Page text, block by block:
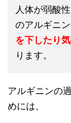
人体が弱酸
のアルギニ
を下したり
ります。
アルギニンの
めには、